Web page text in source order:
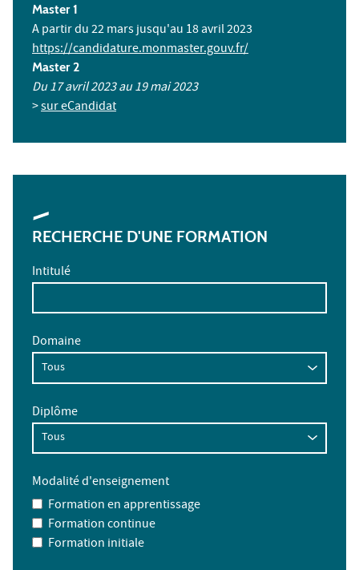
Master 1
A partir du 22 mars jusqu'au 18 avril 2023
https://candidature.monmaster.gouv.fr/
Master 2
Du 17 avril 2023 au 19 mai 2023
>sur eCandidat
RECHERCHE D'UNE FORMATION
Intitulé
Domaine
Diplôme
Modalité d'enseignement
Formation en apprentissage
Formation continue
Formation initiale